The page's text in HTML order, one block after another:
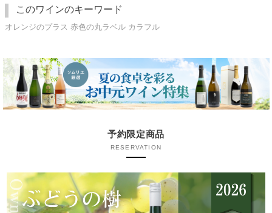
このワインのキーワード
オレンジのプラス 赤色の丸ラベル カラフル
予約限定商品
RESERVATION